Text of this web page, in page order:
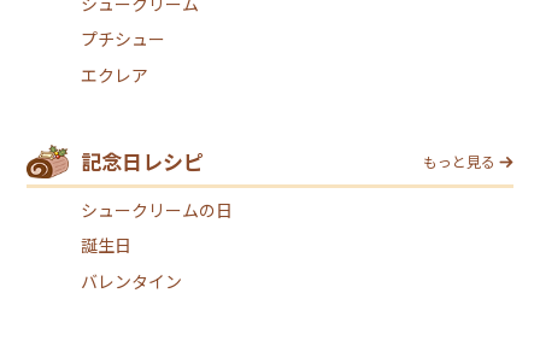
プチシュー
エクレア
記念日レシピ もっと見る
シュークリームの日
誕生日
バレンタイン